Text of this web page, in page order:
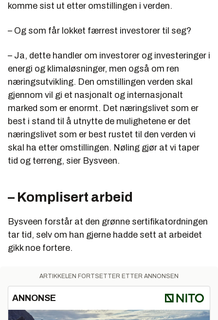
komme sist ut etter omstillingen i verden.
– Og som får lokket færrest investorer til seg?
– Ja, dette handler om investorer og investeringer i
energi og klimaløsninger, men også om ren
næringsutvikling. Den omstillingen verden skal
gjennom vil gi et nasjonalt og internasjonalt
marked som er enormt. Det næringslivet som er
best i stand til å utnytte de mulighetene er det
næringslivet som er best rustet til den verden vi
skal ha etter omstillingen. Nøling gjør at vi taper
tid og terreng, sier Bysveen.
– Komplisert arbeid
Bysveen forstår at den grønne sertifikatordningen
tar tid, selv om han gjerne hadde sett at arbeidet
gikk noe fortere.
ARTIKKELEN FORTSETTER ETTER ANNONSEN
ANNONSE